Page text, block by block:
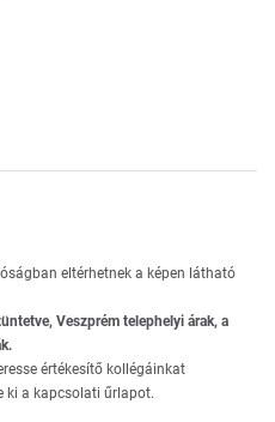
eltérhetnek a képen látható
Veszprém telephelyi árak, a
értékesítő kollégáinkat
ki a kapcsolati űrlapot.